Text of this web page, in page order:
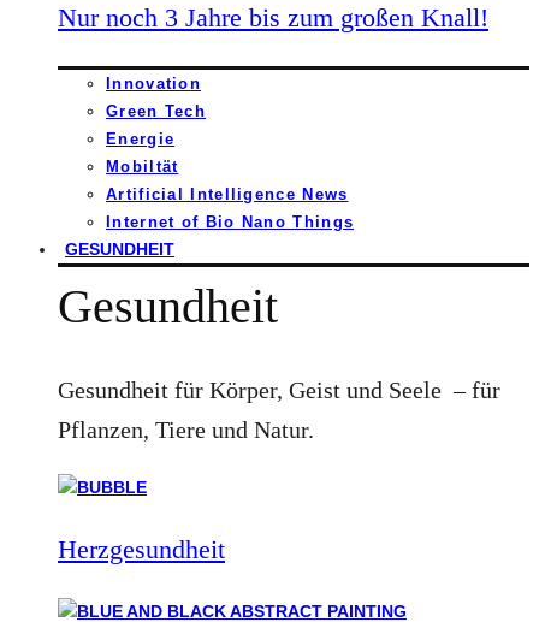
Nur noch 3 Jahre bis zum großen Knall!
Innovation
Green Tech
Energie
Mobiltät
Artificial Intelligence News
Internet of Bio Nano Things
GESUNDHEIT
Gesundheit
Gesundheit für Körper, Geist und Seele – für
Pflanzen, Tiere und Natur.
Herzgesundheit